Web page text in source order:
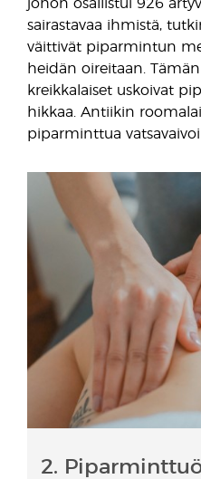
johon osallistui 926
sairastavaa ihmistä,
väittivät piparmintun
heidän oireitaan.
kreikkalaiset uskoivat
hikkaa. Antiikin
piparminttua
2.